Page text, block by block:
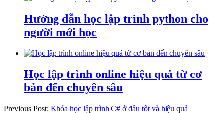
Hướng dẫn học lập trình python cho
người mới học
Học lập trình online hiệu quả từ cơ
bản đến chuyên sâu
Previous Post: Khóa học lập trình C# ở đâu tốt và hiệu quả